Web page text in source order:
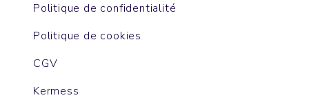
Politique de confidentialité
Politique de cookies
CGV
Kermess